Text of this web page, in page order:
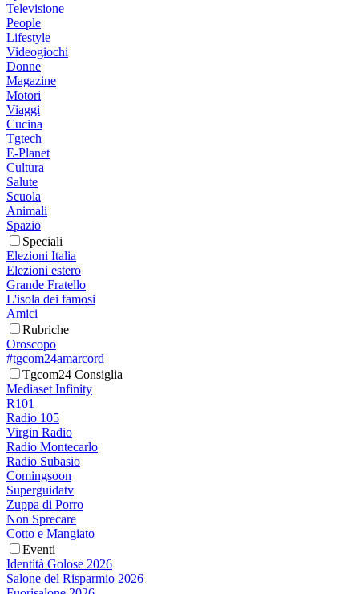
Televisione
People
Lifestyle
Videogiochi
Donne
Magazine
Motori
Viaggi
Cucina
Tgtech
E-Planet
Cultura
Salute
Scuola
Animali
Spazio
Speciali
Elezioni Italia
Elezioni estero
Grande Fratello
L'isola dei famosi
Amici
Rubriche
Oroscopo
#tgcom24amarcord
Tgcom24 Consiglia
Mediaset Infinity
R101
Radio 105
Virgin Radio
Radio Montecarlo
Radio Subasio
Comingsoon
Superguidatv
Zuppa di Porro
Non Sprecare
Cotto e Mangiato
Eventi
Identità Golose 2026
Salone del Risparmio 2026